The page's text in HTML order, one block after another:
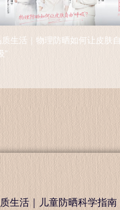
质生活｜物理防晒如何让皮肤自
”
生活｜儿童防晒科学指南